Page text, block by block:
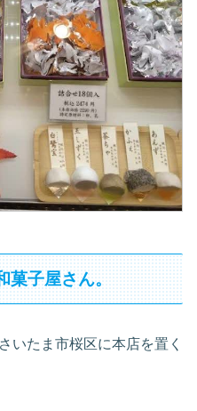
菓子屋さん。
いたま市桜区に本店を置く